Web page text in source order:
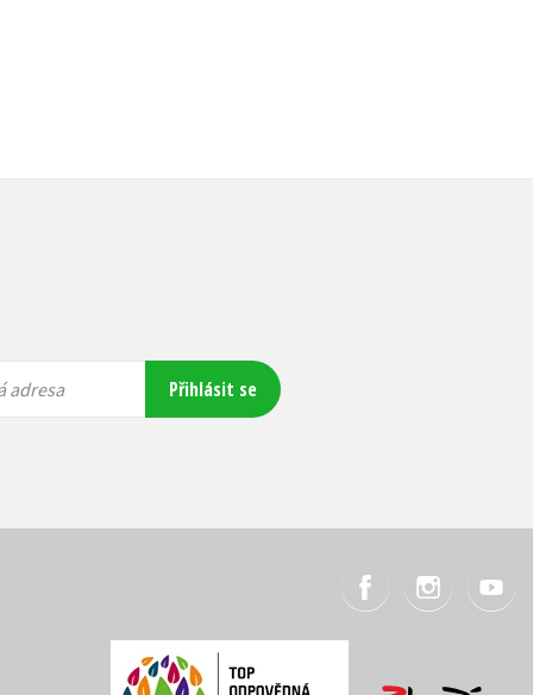
adresa Přihlásit se